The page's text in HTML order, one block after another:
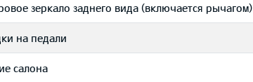
зеркало заднего вида (включается рычагом)
на педали
салона